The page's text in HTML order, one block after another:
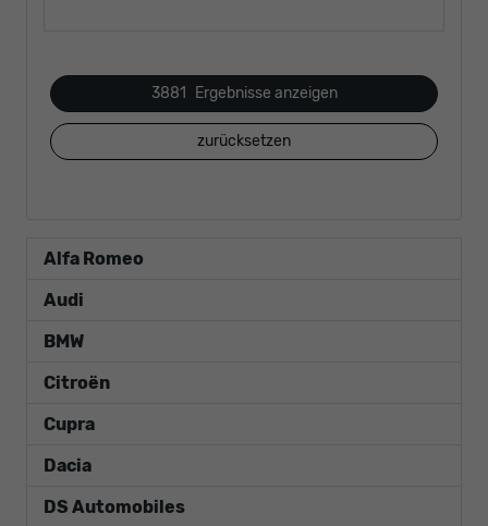
3881 Ergebnisse anzeigen
zurücksetzen
Alfa Romeo
Audi
BMW
Citroën
Cupra
Dacia
DS Automobiles